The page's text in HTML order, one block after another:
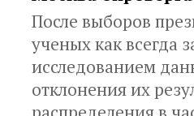
После выборов
ученых как всегда
исследованием
отклонения их